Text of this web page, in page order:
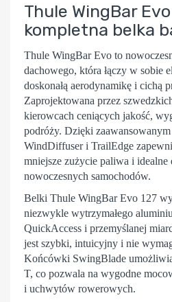
Thule WingBar
kompletna belka
Thule WingBar Evo to
dachowego, która łączy w sobie
doskonałą aerodynamikę i cichą
Zaprojektowana przez
kierowcach ceniących jakość,
podróży. Dzięki
WindDiffuseri TrailEdge
mniejsze zużycie paliwa i idealne
nowoczesnych samochodów.
Belki Thule WingBar Evo 127
niezwykle wytrzymałego
QuickAccess i przemyślanej
jest szybki, intuicyjny i nie
Końcówki SwingBlade
T, co pozwala na wygodne
i uchwytów rowerowych.